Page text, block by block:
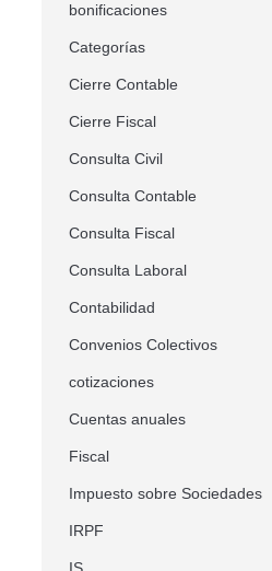
bonificaciones
Categorías
Cierre Contable
Cierre Fiscal
Consulta Civil
Consulta Contable
Consulta Fiscal
Consulta Laboral
Contabilidad
Convenios Colectivos
cotizaciones
Cuentas anuales
Fiscal
Impuesto sobre Sociedades
IRPF